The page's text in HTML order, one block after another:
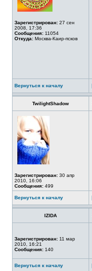
Зарегистрирован: 27 сен
2008, 17:36
Сообщения: 11054
Откуда: Москва-Каир-псков
Вернуться к началу
TwilightShadow
Зарегистрирован: 30 апр
2010, 16:06
Сообщения: 499
Вернуться к началу
IZIDA
Зарегистрирован: 11 мар
2010, 16:21
Сообщения: 140
Вернуться к началу